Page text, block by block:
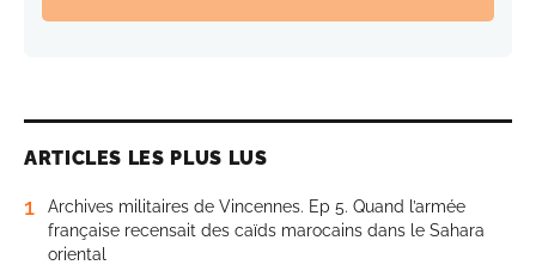
ARTICLES LES PLUS LUS
1
Archives militaires de Vincennes. Ep 5. Quand l’armée
française recensait des caïds marocains dans le Sahara
oriental